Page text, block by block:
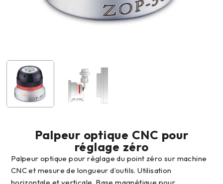
Palpeur optique CNC pour
réglage zéro
Palpeur optique pour réglage du point zéro sur machine
CNC et mesure de longueur d’outils. Utilisation